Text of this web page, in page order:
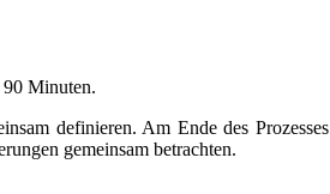
90 Minuten.
definieren. Am Ende des Prozesses
gemeinsam betrachten.